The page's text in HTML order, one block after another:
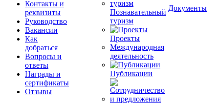
Контакты и
реквизиты
Руководство
Вакансии
Как
добраться
Вопросы и
ответы
Награды и
сертификаты
Отзывы
Познавательный
туризм
Проекты
Международная
деятельность
Публикации
Документы